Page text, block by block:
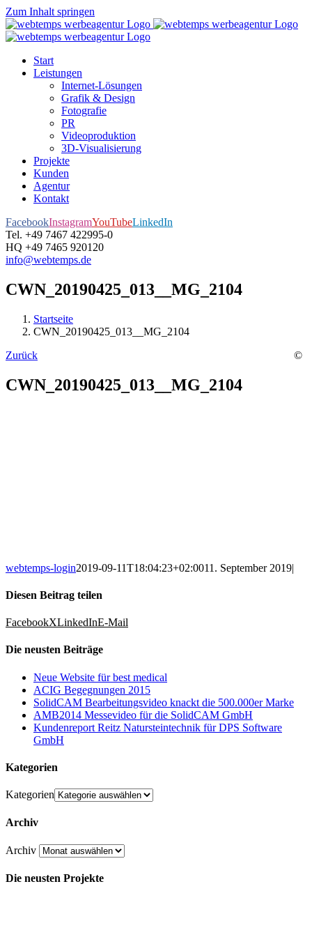
Zum Inhalt springen
Start
Leistungen
Internet-Lösungen
Grafik & Design
Fotografie
PR
Videoproduktion
3D-Visualisierung
Projekte
Kunden
Agentur
Kontakt
FacebookInstagramYouTubeLinkedIn
Tel. +49 7467 422995-0
HQ +49 7465 920120
info@webtemps.de
CWN_20190425_013__MG_2104
Startseite
CWN_20190425_013__MG_2104
Zurück
CWN_20190425_013__MG_2104
webtemps-login2019-09-11T18:04:23+02:0011. September 2019|
Diesen Beitrag teilen
FacebookXLinkedInE-Mail
Die neusten Beiträge
Neue Website für best medical
ACIG Begegnungen 2015
SolidCAM Bearbeitungsvideo knackt die 500.000er Marke
AMB2014 Messevideo für die SolidCAM GmbH
Kundenreport Reitz Natursteintechnik für DPS Software
GmbH
Kategorien
Kategorien
Archiv
Archiv
Die neusten Projekte
©